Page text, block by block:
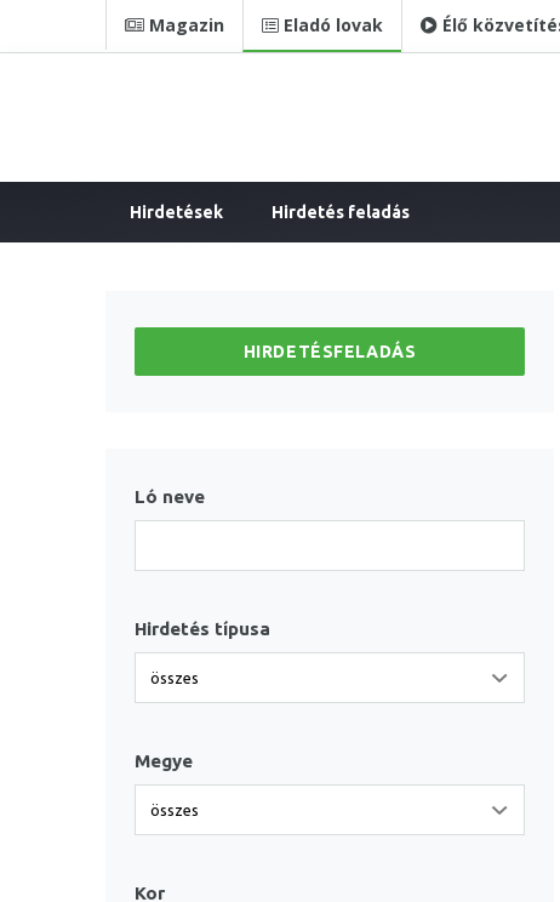
Magazin Eladó lovak Élő
Hirdetések Hirdetés feladás
HIRDETÉSFELADÁS
Ló neve
Hirdetés típusa
Megye
Kor